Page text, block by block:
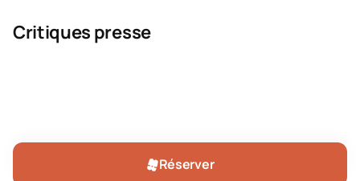
Critiques presse
Réserver